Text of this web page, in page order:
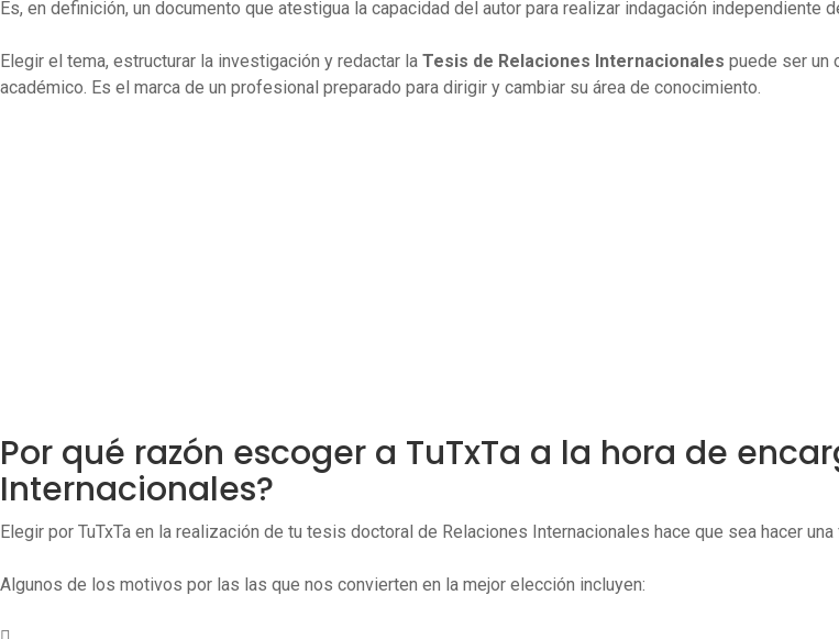
Es, en definición, un documento que atestigua la capacidad del autor para realizar indagación independiente
Elegir el tema, estructurar la investigación y redactar la Tesis de Relaciones Internacionales puede ser un
académico. Es el marca de un profesional preparado para dirigir y cambiar su área de conocimiento.
Por qué razón escoger a TuTxTa a la hora de
Internacionales?
Elegir por TuTxTa en la realización de tu tesis doctoral de Relaciones Internacionales hace que sea hacer
Algunos de los motivos por las las que nos convierten en la mejor elección incluyen: